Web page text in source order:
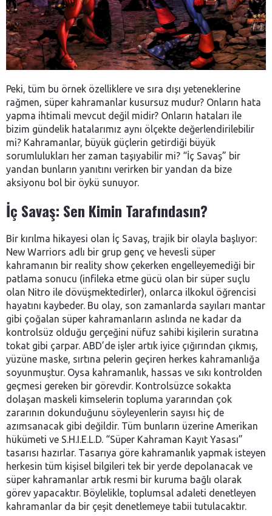
Peki, tüm bu örnek özelliklere ve sıra dışı yeteneklerine
rağmen, süper kahramanlar kusursuz mudur? Onların hata
yapma ihtimali mevcut değil midir? Onların hataları ile
bizim gündelik hatalarımız aynı ölçekte değerlendirilebilir
mi? Kahramanlar, büyük güçlerin getirdiği büyük
sorumlulukları her zaman taşıyabilir mi? “İç Savaş” bir
yandan bunların yanıtını verirken bir yandan da bize
aksiyonu bol bir öykü sunuyor.
İç Savaş: Sen Kimin Tarafındasın?
Bir kırılma hikayesi olan İç Savaş, trajik bir olayla başlıyor:
New Warriors adlı bir grup genç ve hevesli süper
kahramanın bir reality show çekerken engelleyemediği bir
patlama sonucu (infileka etme gücü olan bir süper suçlu
olan Nitro ile dövüşmektedirler), onlarca ilkokul öğrencisi
hayatını kaybeder. Bu olay, son zamanlarda sayıları mantar
gibi çoğalan süper kahramanların aslında ne kadar da
kontrolsüz olduğu gerçeğini nüfuz sahibi kişilerin suratına
tokat gibi çarpar. ABD’de işler artık iyice çığırından çıkmış,
yüzüne maske, sırtına pelerin geçiren herkes kahramanlığa
soyunmuştur. Oysa kahramanlık, hassas ve sıkı kontrolden
geçmesi gereken bir görevdir. Kontrolsüzce sokakta
dolaşan maskeli kimselerin topluma yararından çok
zararının dokunduğunu söyleyenlerin sayısı hiç de
azımsanacak gibi değildir. Tüm bunların üzerine Amerikan
hükümeti ve S.H.I.E.L.D. “Süper Kahraman Kayıt Yasası”
tasarısı hazırlar. Tasarıya göre kahramanlık yapmak isteyen
herkesin tüm kişisel bilgileri tek bir yerde depolanacak ve
süper kahramanlar artık resmi bir kuruma bağlı olarak
görev yapacaktır. Böylelikle, toplumsal adaleti denetleyen
kahramanlar da bir çeşit denetlemeye tabii tutulacaktır.